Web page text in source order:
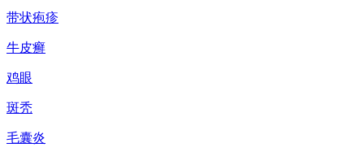
带状疱疹
牛皮癣
鸡眼
斑秃
毛囊炎